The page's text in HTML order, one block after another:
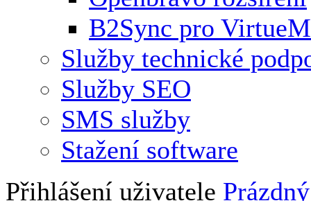
B2Sync pro
Služby technické
Služby SEO
SMS služby
Stažení software
Přihlášení uživatele Prázdný